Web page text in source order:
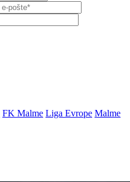
FK Malme Liga Evrope Malme